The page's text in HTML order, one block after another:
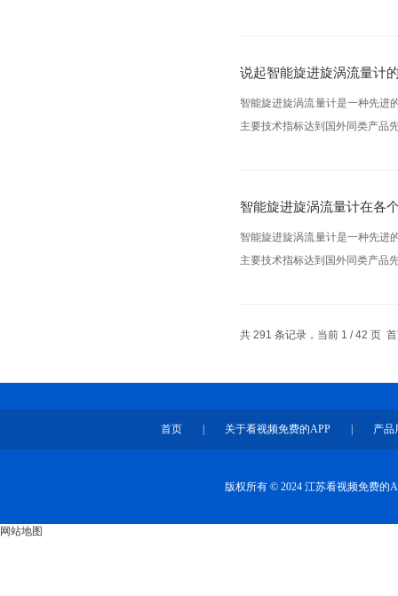
说起智能旋进旋涡流量计的特
智能旋进旋涡流量计是一种先进的流
主要技术指标达到国外同类产品先
智能旋进旋涡流量计在各
智能旋进旋涡流量计是一种先进的
主要技术指标达到国外同类产品先
共 291 条记录，当前 1 / 42 页
首页 关于看视频免费的APP 产品
版权所有 © 2024 江苏看视频免费的
网站地图